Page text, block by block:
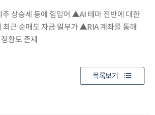
상승세 등에 힘입어 ▲AI 테마 전반에 대한
최근 순매도 자금 일부가 ▲RIA 계좌를 통해
황도 존재
목록보기